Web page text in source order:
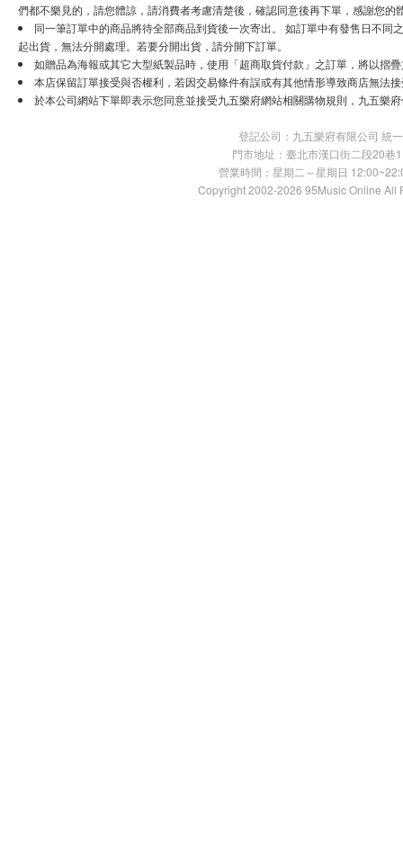
們都不樂見的，請您體諒，請消費者考慮清楚後，確認同意後再下單，感謝您的
同一筆訂單中的商品將待全部商品到貨後一次寄出。 如訂單中有發售日不同
起出貨，無法分開處理。若要分開出貨，請分開下訂單。
如贈品為海報或其它大型紙製品時，使用「超商取貨付款」之訂單，將以摺
本店保留訂單接受與否權利，若因交易條件有誤或有其他情形導致商店無法
於本公司網站下單即表示您同意並接受九五樂府網站相關購物規則，九五樂
登記公司：九五樂府有限公司 統
門市地址：臺北市漢口街二段20
營業時間：星期二～星期日
Copyright 2002-2026 95Music Online All